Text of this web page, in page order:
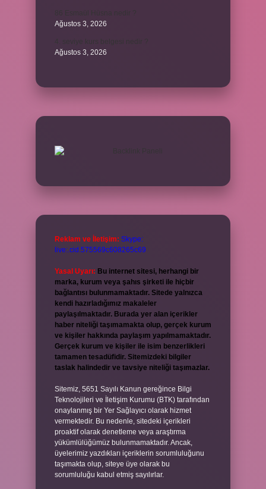
Ağustos 3, 2026
Ağustos 3, 2026
Reklam ve İletişim: Skype:
live:.cid.575569c608265c69
Yasal Uyarı: Bu internet sitesi, herhangi bir
marka, kurum veya şahıs şirketi ile hiçbir
bağlantısı bulunmamaktadır. Sitede yalnızca
kendi hazırladığımız makaleler
paylaşılmaktadır. Burada yer alan içerikler
haber niteliği taşımamakta olup, gerçek kurum
ve kişiler hakkında paylaşım yapılmamaktadır.
Gerçek kurum ve kişiler ile isim benzerlikleri
tamamen tesadüfidir. Sitemizdeki bilgiler
taslak halindedir ve tavsiye niteliği taşımazlar.
Sitemiz, 5651 Sayılı Kanun gereğince Bilgi
Teknolojileri ve İletişim Kurumu (BTK) tarafından
onaylanmış bir Yer Sağlayıcı olarak hizmet
vermektedir. Bu nedenle, sitedeki içerikleri
proaktif olarak denetleme veya araştırma
yükümlülüğümüz bulunmamaktadır. Ancak,
üyelerimiz yazdıkları içeriklerin sorumluluğunu
taşımakta olup, siteye üye olarak bu
sorumluluğu kabul etmiş sayılırlar.